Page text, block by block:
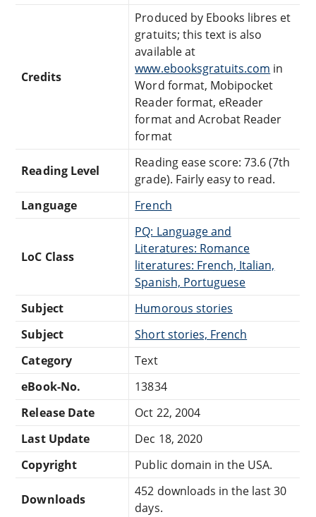
Credits
Produced by Ebooks libres et
gratuits; this text is also
available at
www.ebooksgratuits.com in
Word format, Mobipocket
Reader format, eReader
format and Acrobat Reader
format
Reading Level
Reading ease score: 73.6 (7th
grade). Fairly easy to read.
Language
French
LoC Class
PQ: Language and
Literatures: Romance
literatures: French, Italian,
Spanish, Portuguese
Subject
Humorous stories
Subject
Short stories, French
Category
Text
eBook-No.
13834
Release Date
Oct 22, 2004
Last Update
Dec 18, 2020
Copyright
Public domain in the USA.
Downloads
452 downloads in the last 30
days.